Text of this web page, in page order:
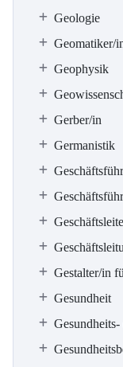
Geologie
Geomatiker/
Geophysik
Gerber/in
Germanistik
Gestalter/in
Gesundheit